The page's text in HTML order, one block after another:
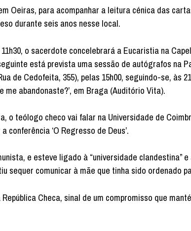
Oeiras, para acompanhar a leitura cénica das
durante seis anos nesse local.
o sacerdote concelebrará a Eucaristia na
está prevista uma sessão de autógrafos na
de Cedofeita, 355), pelas 15h00, seguindo-se, às
me abandonaste?’, em Braga (Auditório Vita).
o teólogo checo vai falar na Universidade de
conferência ‘O Regresso de Deus’.
e esteve ligado à “universidade clandestina” e
sequer comunicar à mãe que tinha sido ordenado
Checa, sinal de um compromisso que